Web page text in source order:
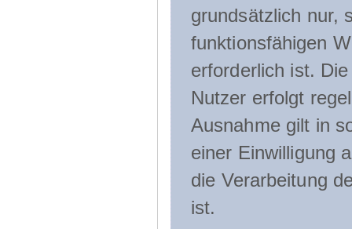
grundsätzlich nur,
funktionsfähigen
erforderlich ist.
Nutzer erfolgt
Ausnahme gilt in
einer Einwilligung
die Verarbeitung
ist.